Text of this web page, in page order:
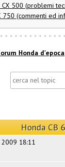
CX 500 (problemi
750 (commenti ed
Honda d'epoca
Honda CB
18:11